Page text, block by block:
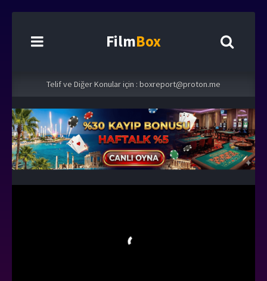
FilmBox
Telif ve Diğer Konular için : boxreport@proton.me